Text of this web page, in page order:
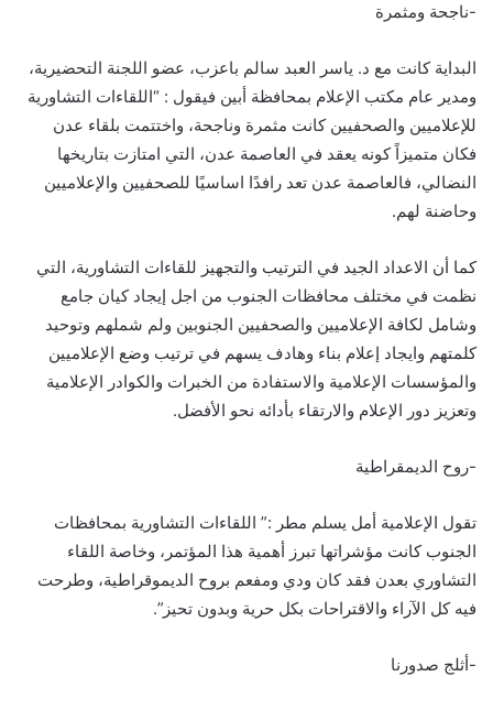
-ناجحة ومثمرة
البداية كانت مع د. ياسر العبد سالم باعزب، عضو اللجنة التحضيرية،
ومدير عام مكتب الإعلام بمحافظة أبين فيقول : “اللقاءات التشاورية
للإعلاميين والصحفيين كانت مثمرة وناجحة، واختتمت بلقاء عدن
فكان متميزاً كونه يعقد في العاصمة عدن، التي امتازت بتاريخها
النضالي، فالعاصمة عدن تعد رافدًا اساسيًا للصحفيين والإعلاميين
وحاضنة لهم.
كما أن الاعداد الجيد في الترتيب والتجهيز للقاءات التشاورية، التي
نظمت في مختلف محافظات الجنوب من اجل إيجاد كيان جامع
وشامل لكافة الإعلاميين والصحفيين الجنوبين ولم شملهم وتوحيد
كلمتهم وايجاد إعلام بناء وهادف يسهم في ترتيب وضع الإعلاميين
والمؤسسات الإعلامية والاستفادة من الخبرات والكوادر الإعلامية
وتعزيز دور الإعلام والارتقاء بأدائه نحو الأفضل.
-روح الديمقراطية
تقول الإعلامية أمل يسلم مطر :” اللقاءات التشاورية بمحافظات
الجنوب كانت مؤشراتها تبرز أهمية هذا المؤتمر، وخاصة اللقاء
التشاوري بعدن فقد كان ودي ومفعم بروح الديموقراطية، وطرحت
فيه كل الآراء والاقتراحات بكل حرية وبدون تحيز”.
-أثلج صدورنا